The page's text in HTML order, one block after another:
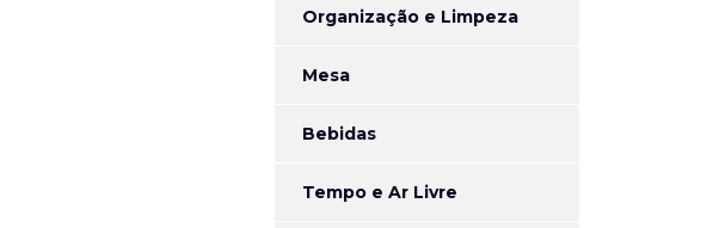
Organização e Limpeza
Mesa
Bebidas
Tempo e Ar Livre